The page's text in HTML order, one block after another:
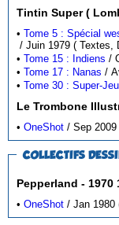
Tintin Super (
•Tome 5 : Spécial
/ Juin 1979
•Tome 15 : Indiens
•Tome 17 : Nanas
•Tome 30 : Super-
•OneShot
COLLECTIFS
Pepperland - 1970
•OneShot